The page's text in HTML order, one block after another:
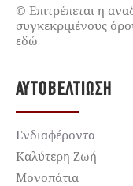
© Επιτρέπεται η
συγκεκριμένους
εδώ
ΑΥΤΟΒΕΛΤΊΩΣΗ
Ενδιαφέροντα
Καλύτερη Ζωή
Μονοπάτια